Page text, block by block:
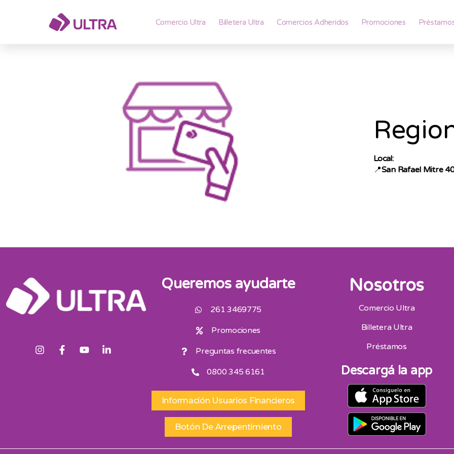
Comercio Ultra Billetera Ultra Comercios Adheridos Promociones
Local:
📍San Rafael Mitre
Queremos ayudarte
261 3469775
Promociones
Preguntas frecuentes
0800 345 6161
Información Usuarios Financieros
Botón De Arrepentimiento
Nosotros
Comercio Ultra
Billetera Ultra
Préstamos
Descargá la app
Horario De Atencion 9:00 A 13:00 | 16:30 A 20:30
Sábados 9:00 A 13:00